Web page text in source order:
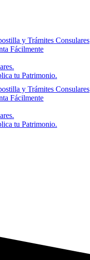
y Trámites Consulares
Fácilmente
tu Patrimonio.
y Trámites Consulares
Fácilmente
tu Patrimonio.